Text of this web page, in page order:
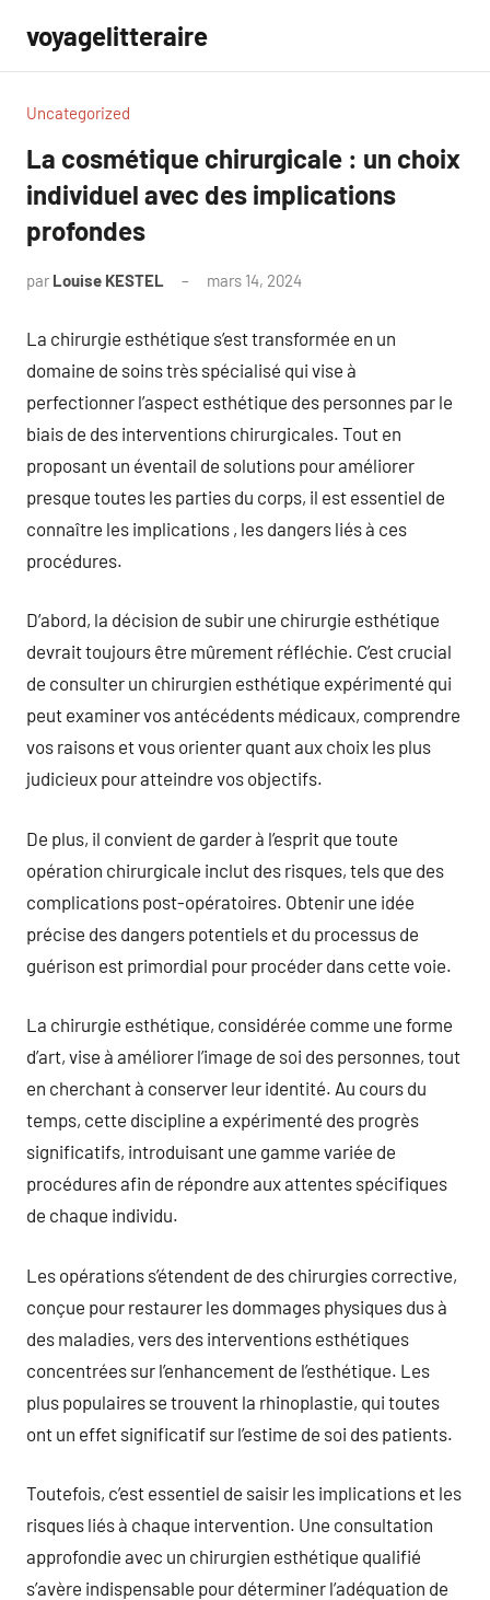
contenu
voyagelitteraire
Uncategorized
La cosmétique chirurgicale : un choix
individuel avec des implications
profondes
par Louise KESTEL mars 14, 2024
La chirurgie esthétique s’est transformée en un
domaine de soins très spécialisé qui vise à
perfectionner l’aspect esthétique des personnes par le
biais de des interventions chirurgicales. Tout en
proposant un éventail de solutions pour améliorer
presque toutes les parties du corps, il est essentiel de
connaître les implications , les dangers liés à ces
procédures.
D’abord, la décision de subir une chirurgie esthétique
devrait toujours être mûrement réfléchie. C’est crucial
de consulter un chirurgien esthétique expérimenté qui
peut examiner vos antécédents médicaux, comprendre
vos raisons et vous orienter quant aux choix les plus
judicieux pour atteindre vos objectifs.
De plus, il convient de garder à l’esprit que toute
opération chirurgicale inclut des risques, tels que des
complications post-opératoires. Obtenir une idée
précise des dangers potentiels et du processus de
guérison est primordial pour procéder dans cette voie.
La chirurgie esthétique, considérée comme une forme
d’art, vise à améliorer l’image de soi des personnes, tout
en cherchant à conserver leur identité. Au cours du
temps, cette discipline a expérimenté des progrès
significatifs, introduisant une gamme variée de
procédures afin de répondre aux attentes spécifiques
de chaque individu.
Les opérations s’étendent de des chirurgies corrective,
conçue pour restaurer les dommages physiques dus à
des maladies, vers des interventions esthétiques
concentrées sur l’enhancement de l’esthétique. Les
plus populaires se trouvent la rhinoplastie, qui toutes
ont un effet significatif sur l’estime de soi des patients.
Toutefois, c’est essentiel de saisir les implications et les
risques liés à chaque intervention. Une consultation
approfondie avec un chirurgien esthétique qualifié
s’avère indispensable pour déterminer l’adéquation de